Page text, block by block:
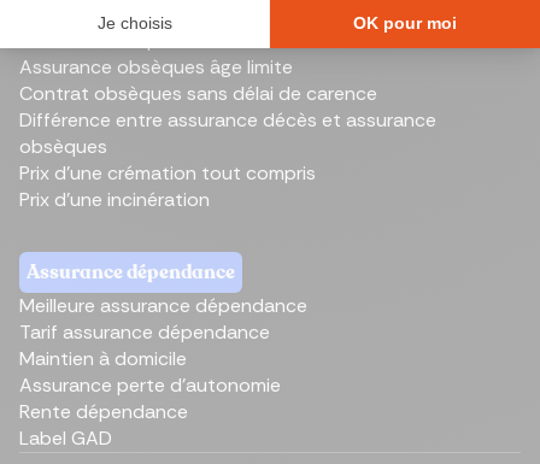
Meilleure assurance obsèques
Assurance obsèques âge limite
Contrat obsèques sans délai de carence
Différence entre assurance décès et assurance
obsèques
Prix d'une crémation tout compris
Prix d'une incinération
Assurance dépendance
Meilleure assurance dépendance
Tarif assurance dépendance
Maintien à domicile
Assurance perte d'autonomie
Rente dépendance
Label GAD